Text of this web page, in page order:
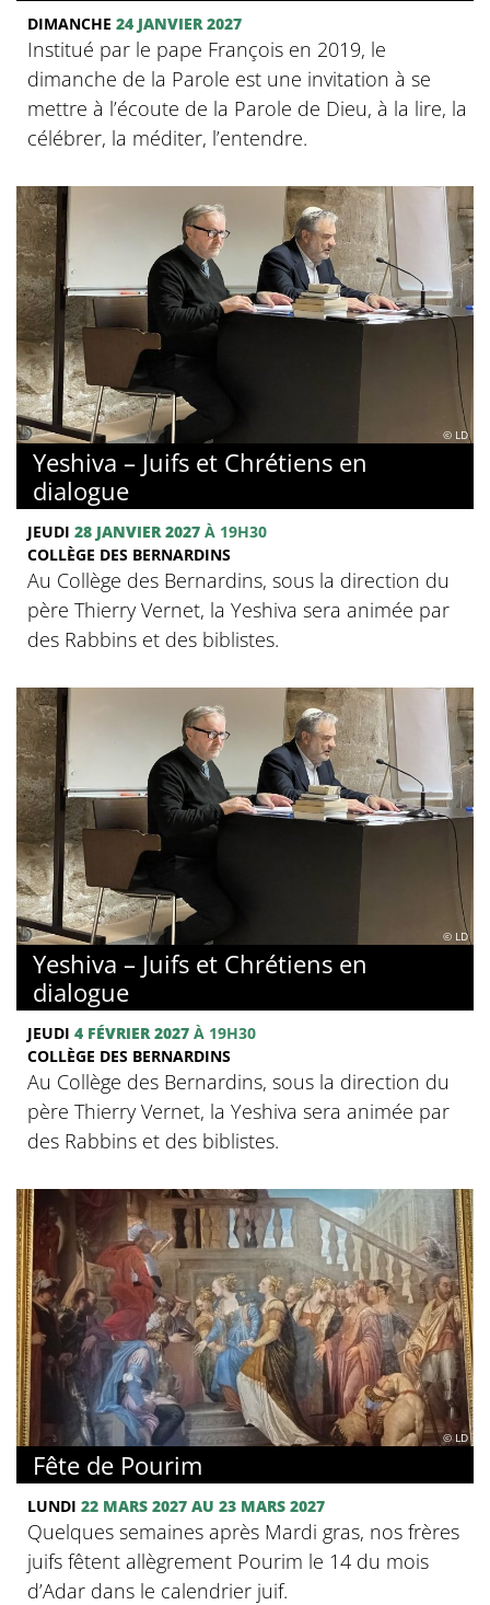
DIMANCHE 24 JANVIER 2027
Institué par le pape François en 2019, le
dimanche de la Parole est une invitation à se
mettre à l’écoute de la Parole de Dieu, à la lire, la
célébrer, la méditer, l’entendre.
© LD
Yeshiva – Juifs et Chrétiens en
dialogue
JEUDI 28 JANVIER 2027 À 19H30
COLLÈGE DES BERNARDINS
Au Collège des Bernardins, sous la direction du
père Thierry Vernet, la Yeshiva sera animée par
des Rabbins et des biblistes.
© LD
Yeshiva – Juifs et Chrétiens en
dialogue
JEUDI 4 FÉVRIER 2027 À 19H30
COLLÈGE DES BERNARDINS
Au Collège des Bernardins, sous la direction du
père Thierry Vernet, la Yeshiva sera animée par
des Rabbins et des biblistes.
© LD
Fête de Pourim
LUNDI 22 MARS 2027 AU 23 MARS 2027
Quelques semaines après Mardi gras, nos frères
juifs fêtent allègrement Pourim le 14 du mois
d’Adar dans le calendrier juif.